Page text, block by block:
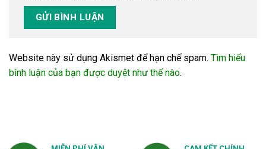
Website này sử dụng Akismet để hạn chế spam. Tìm hiểu
bình luận của bạn được duyệt như thế nào.